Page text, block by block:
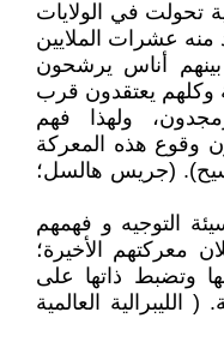
تحولت في الولايات
منه عشرات الملايين
أناس يرشحون
وكلهم يعتقدون قرب
ولهذا فهم
وقوع هذه المعركة
(جريس هالسل؛
التوجيه و فهمهم
معركتهم الأخيرة؛
وتضبط ذاتها على
العالمية